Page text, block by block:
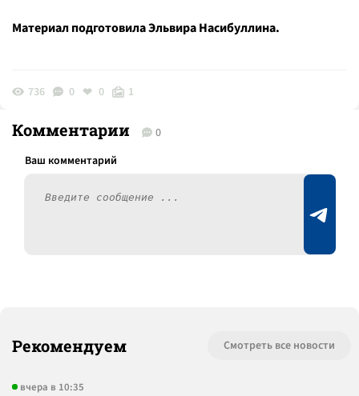
Материал подготовила Эльвира Насибуллина.
736 0 0 1
Комментарии 0
Рекомендуем Смотреть все новости
вчера в 10:35